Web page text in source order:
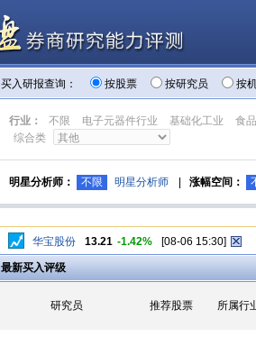
买入研报查询： 按股票 按研究员 按
行业： 不限 电子元器件行业 基础化工业
食
综合类
明星分析师： 不限 明星分析师 涨幅空间：
华宝股份 13.21 -1.42% [08-06 15:30]
最新买入评级
研究员 推荐股票 所属行